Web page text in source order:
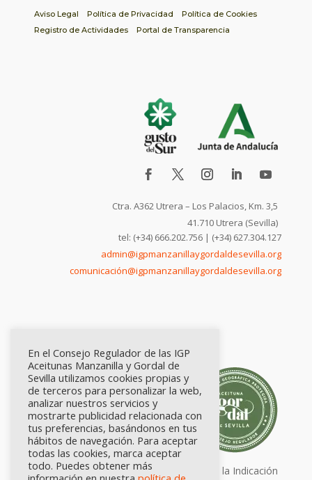
Aviso Legal Política de Privacidad
Política de Cookies
Registro de Actividades
Portal de Transparencia
Ctra. A362 Utrera – Los Palacios, Km. 3,5
41.710 Utrera (Sevilla)
tel: (+34) 666.202.756 | (+34) 627.304.127
admin@igpmanzanillaygordaldesevilla.org
comunicación@igpmanzanillaygordaldesevilla.org
Calidad certificada por Origen. Sellos de la Indicación
En el Consejo Regulador de las IGP
Aceitunas Manzanilla y Gordal de
Sevilla utilizamos cookies propias y
de terceros para personalizar la web,
analizar nuestros servicios y
mostrarte publicidad relacionada con
tus preferencias, basándonos en tus
hábitos de navegación. Para aceptar
todas las cookies, marca aceptar
todo. Puedes obtener más